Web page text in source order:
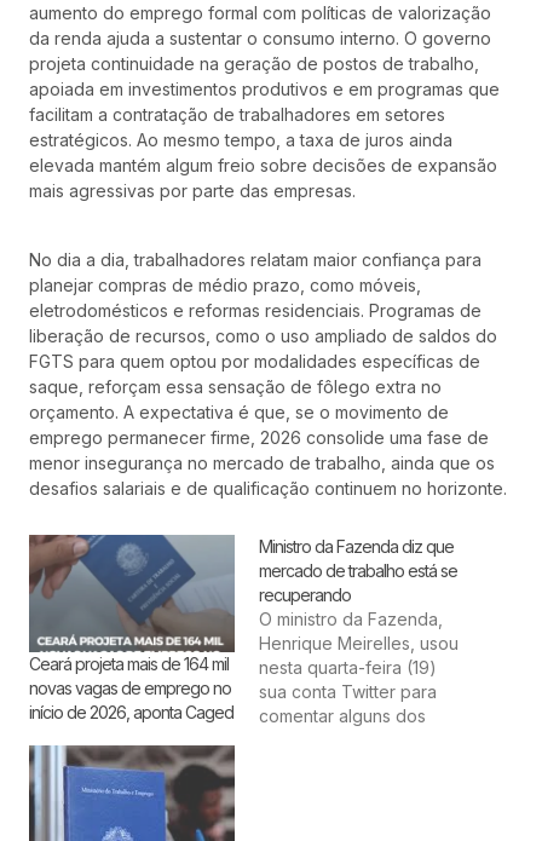
aumento do emprego formal com políticas de valorização
da renda ajuda a sustentar o consumo interno. O governo
projeta continuidade na geração de postos de trabalho,
apoiada em investimentos produtivos e em programas que
facilitam a contratação de trabalhadores em setores
estratégicos. Ao mesmo tempo, a taxa de juros ainda
elevada mantém algum freio sobre decisões de expansão
mais agressivas por parte das empresas.
No dia a dia, trabalhadores relatam maior confiança para
planejar compras de médio prazo, como móveis,
eletrodomésticos e reformas residenciais. Programas de
liberação de recursos, como o uso ampliado de saldos do
FGTS para quem optou por modalidades específicas de
saque, reforçam essa sensação de fôlego extra no
orçamento. A expectativa é que, se o movimento de
emprego permanecer firme, 2026 consolide uma fase de
menor insegurança no mercado de trabalho, ainda que os
desafios salariais e de qualificação continuem no horizonte.
Ceará projeta mais de 164 mil
novas vagas de emprego no
início de 2026, aponta Caged
Ministro da Fazenda diz que
mercado de trabalho está se
recuperando
O ministro da Fazenda,
Henrique Meirelles, usou
nesta quarta-feira (19)
sua conta Twitter para
comentar alguns dos